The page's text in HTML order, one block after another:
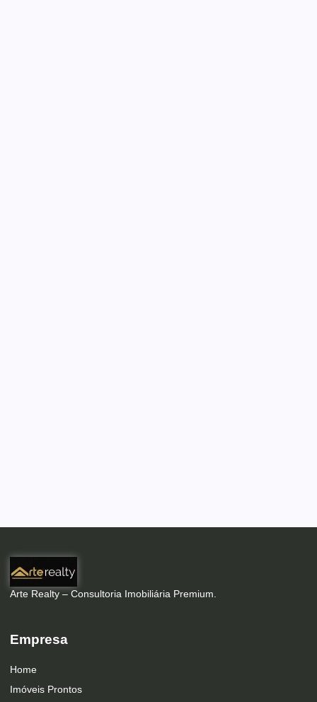
Arte Realty – Consultoria Imobiliária Premium.
Empresa
Home
Imóveis Prontos